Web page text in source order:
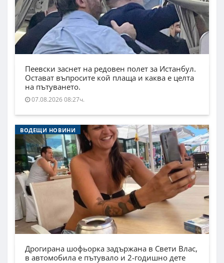
Пеевски заснет на редовен полет за Истанбул.
Остават въпросите кой плаща и каква е целта
на пътуването.
07.08.2026 08:27ч.
ВОДЕЩИ НОВИНИ
Дрогирана шофьорка задържана в Свети Влас,
в автомобила е пътувало и 2-годишно дете